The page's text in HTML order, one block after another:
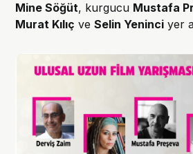
Mine Söğüt, kurgucu Mustafa
Murat Kılıç veSelin Yeninci yer